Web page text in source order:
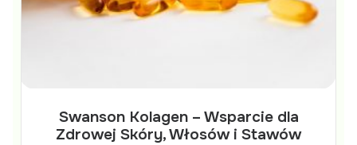
Swanson Kolagen – Wsparcie dla
Zdrowej Skóry, Włosów i Stawów